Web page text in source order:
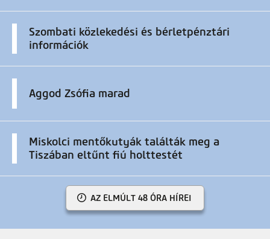
Szombati közlekedési és bérletpénztári
információk
Aggod Zsófia marad
Miskolci mentőkutyák találták meg a
Tiszában eltűnt fiú holttestét
AZ ELMÚLT 48 ÓRA HÍREI